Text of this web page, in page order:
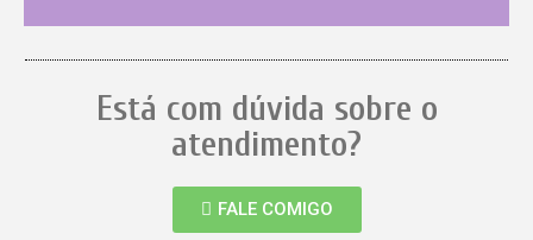
Está com dúvida sobre o
atendimento?
FALE COMIGO